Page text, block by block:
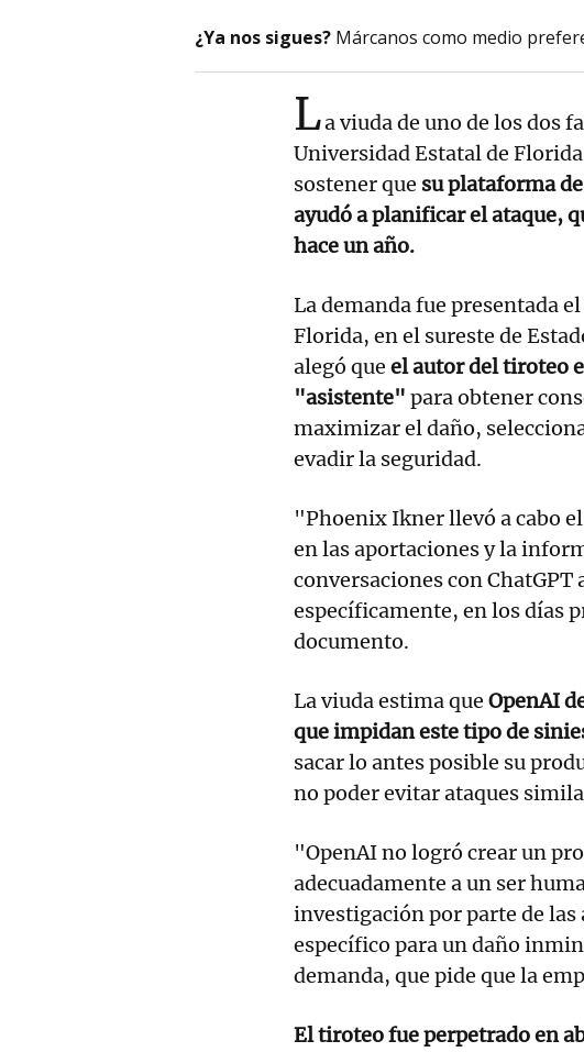
¿Ya nos sigues? Márcanos como medio
La viuda de uno de los dos
Universidad Estatal de
sostener que su plataforma
ayudó a planificar el ataque,
hace un año.
La demanda fue presentada
Florida, en el sureste de
alegó que el autor del tiroteo
"asistente" para obtener
maximizar el daño,
evadir la seguridad.
"Phoenix Ikner llevó a cabo
en las aportaciones y la
conversaciones con ChatGPT
específicamente, en los días
documento.
La viuda estima que OpenAI
que impidan este tipo de
sacar lo antes posible su
no poder evitar ataques
"OpenAI no logró crear un
adecuadamente a un ser
investigación por parte de
específico para un daño
demanda, que pide que la
El tiroteo fue perpetrado en